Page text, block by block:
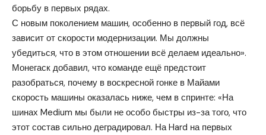
борьбу в первых рядах.
С новым поколением машин, особенно в первый год, всё
зависит от скорости модернизации. Мы должны
убедиться, что в этом отношении всё делаем идеально».
Монегаск добавил, что команде ещё предстоит
разобраться, почему в воскресной гонке в Майами
скорость машины оказалась ниже, чем в спринте: «На
шинах Medium мы были не особо быстры из-за того, что
этот состав сильно деградировал. На Hard на первых